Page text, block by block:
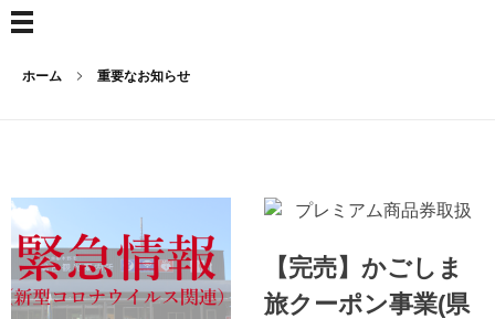
ホーム 重要なお知らせ
【完売】かごしま
旅クーポン事業(県